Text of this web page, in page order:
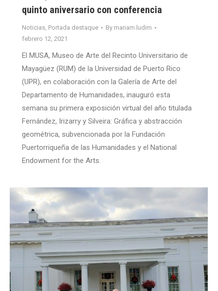
quinto aniversario con conferencia
Noticias, Portada destaque By mariam.ludim
febrero 12, 2021
El MUSA, Museo de Arte del Recinto Universitario de
Mayagüez (RUM) de la Universidad de Puerto Rico
(UPR), en colaboración con la Galería de Arte del
Departamento de Humanidades, inauguró esta
semana su primera exposición virtual del año titulada
Fernández, Irizarry y Silveira: Gráfica y abstracción
geométrica, subvencionada por la Fundación
Puertorriqueña de las Humanidades y el National
Endowment for the Arts.